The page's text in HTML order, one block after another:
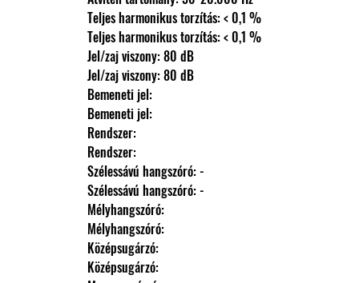
                Teljes harmonikus torzítás: < 0,1 %
                Teljes harmonikus torzítás: < 0,1 %
                Jel/zaj viszony: 80 dB
                Jel/zaj viszony: 80 dB
                Bemeneti jel:
                Bemeneti jel:
                Rendszer:
                Rendszer:
                Szélessávú hangszóró: -
                Szélessávú hangszóró: -
                Mélyhangszóró:
                Mélyhangszóró:
                Középsugárzó:
                Középsugárzó: